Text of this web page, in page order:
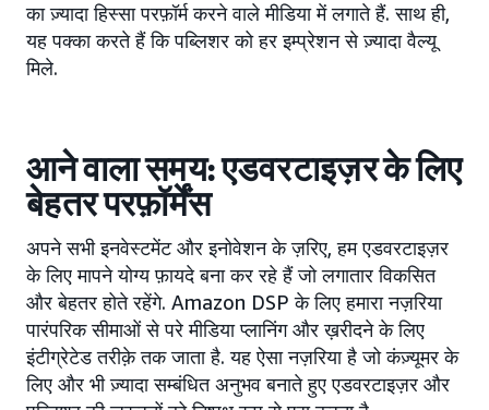
का ज़्यादा हिस्सा परफ़ॉर्म करने वाले मीडिया में लगाते हैं. साथ ही,
यह पक्का करते हैं कि पब्लिशर को हर इम्प्रेशन से ज़्यादा वैल्यू
मिले.
आने वाला समय: एडवरटाइज़र के लिए
बेहतर परफ़ॉर्मेंस
अपने सभी इनवेस्टमेंट और इनोवेशन के ज़रिए, हम एडवरटाइज़र
के लिए मापने योग्य फ़ायदे बना कर रहे हैं जो लगातार विकसित
और बेहतर होते रहेंगे. Amazon DSP के लिए हमारा नज़रिया
पारंपरिक सीमाओं से परे मीडिया प्लानिंग और ख़रीदने के लिए
इंटीग्रेटेड तरीक़े तक जाता है. यह ऐसा नज़रिया है जो कंज़्यूमर के
लिए और भी ज़्यादा सम्बंधित अनुभव बनाते हुए एडवरटाइज़र और